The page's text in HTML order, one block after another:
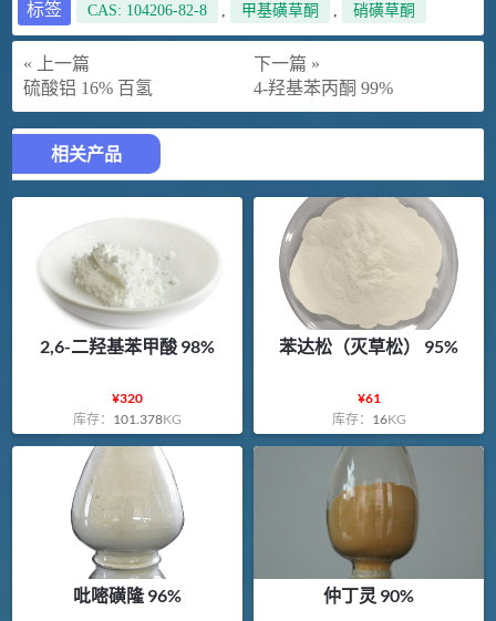
标签 CAS: 104206-82-8 , 甲基磺草酮 , 硝磺草酮
« 上一篇
硫酸铝 16% 百氢
下一篇 »
4-羟基苯丙酮 99%
相关产品
2,6-二羟基苯甲酸 98%
¥320
库存： 101.378KG
苯达松（灭草松） 95%
¥61
库存： 16KG
吡嘧磺隆 96% 仲丁灵 90%